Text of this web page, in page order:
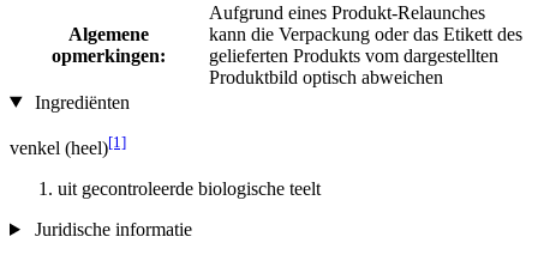
Algemene
opmerkingen:
Aufgrund eines Produkt-Relaunches
kann die Verpackung oder das Etikett des
gelieferten Produkts vom dargestellten
Produktbild optisch abweichen
Ingrediënten
venkel (heel)[1]
uit gecontroleerde biologische teelt
Juridische informatie